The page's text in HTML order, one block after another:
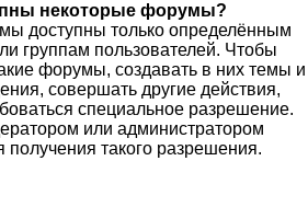
некоторые форумы?
доступны только определённым
группам пользователей. Чтобы
форумы, создавать в них темы и
совершать другие действия,
специальное разрешение.
или администратором
такого разрешения.